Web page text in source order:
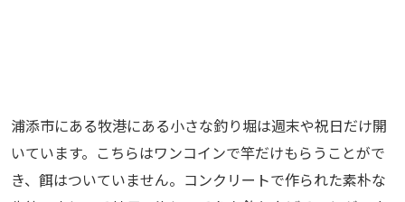
浦添市にある牧港にある小さな釣り堀は週末や祝日だけ開
いています。こちらはワンコインで竿だけもらうことがで
き、餌はついていません。コンクリートで作られた素朴な